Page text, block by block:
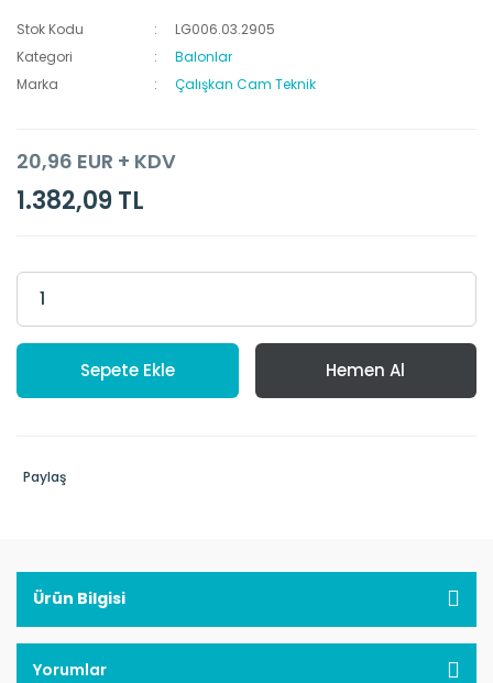
Stok Kodu
LG006.03.2905
Kategori
Balonlar
Marka
Çalışkan Cam Teknik
20,96 EUR + KDV
1.382,09 TL
Sepete Ekle Hemen Al
Paylaş
Ürün Bilgisi
Yorumlar